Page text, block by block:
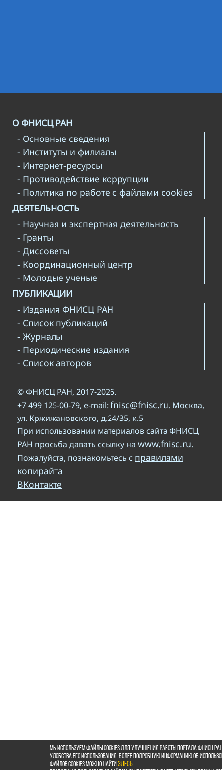
О ФНИСЦ РАН
- Основные сведения
- Институты и филиалы
- Интернет-ресурсы
- Противодействие коррупции
- Политика по работе с файлами cookies
ДЕЯТЕЛЬНОСТЬ
- Научная и экспертная деятельность
- Гранты
- Диссоветы
- Координационный центр
- Молодые ученые
ПУБЛИКАЦИИ
- Издания ФНИСЦ РАН
- Список публикаций
- Журналы
- Периодические издания
- Список авторов
© ФНИСЦ РАН, 2017-2026.
+7 499 125-00-79, e-mail: fnisc@fnisc.ru. Москва,
ул. Кржижановского, д.24/35, к.5
При использовании материалов сайта ФНИСЦ
РАН просьба давать ссылку на www.fnisc.ru.
Пожалуйста, познакомьтесь с правилами
копирайта
ВКонтакте
Мы используем файлы cookies для улучшения работы портала ФНИСЦ
удобства его использования. Более подробную информацию об
файлов cookies можно найтиздесь.